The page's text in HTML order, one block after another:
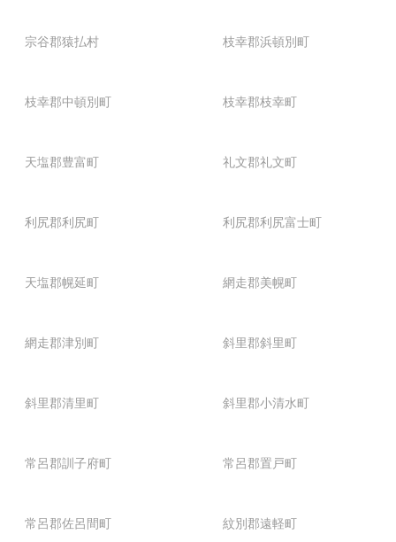
宗谷郡猿払村 枝幸郡浜頓別町
枝幸郡中頓別町 枝幸郡枝幸町
天塩郡豊富町 礼文郡礼文町
利尻郡利尻町 利尻郡利尻富士町
天塩郡幌延町 網走郡美幌町
網走郡津別町 斜里郡斜里町
斜里郡清里町 斜里郡小清水町
常呂郡訓子府町 常呂郡置戸町
常呂郡佐呂間町 紋別郡遠軽町